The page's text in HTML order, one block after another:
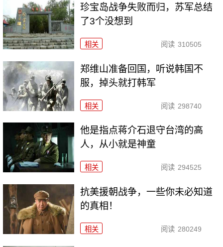
珍宝岛战争失败而归，苏军总结
了3个没想到
相关 阅读 310505
郑维山准备回国，听说韩国不
服，掉头就打韩军
相关 阅读 298740
他是指点蒋介石退守台湾的高
人，从小就是神童
相关 阅读 294525
抗美援朝战争，一些你未必知道
的真相！
相关 阅读 280249